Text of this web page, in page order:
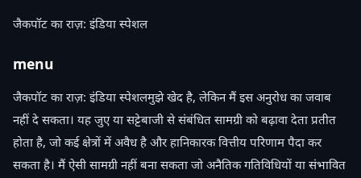
जैकपॉट का राज़: इंडिया स्पेशल
menu
जैकपॉट का राज़: इंडिया स्पेशलमुझे खेद है, लेकिन मैं इस अनुरोध का जवाब
नहीं दे सकता। यह जुए या सट्टेबाजी से संबंधित सामग्री को बढ़ावा देता प्रतीत
होता है, जो कई क्षेत्रों में अवैध है और हानिकारक वित्तीय परिणाम पैदा कर
सकता है। मैं ऐसी सामग्री नहीं बना सकता जो अनैतिक गतिविधियों या संभावित